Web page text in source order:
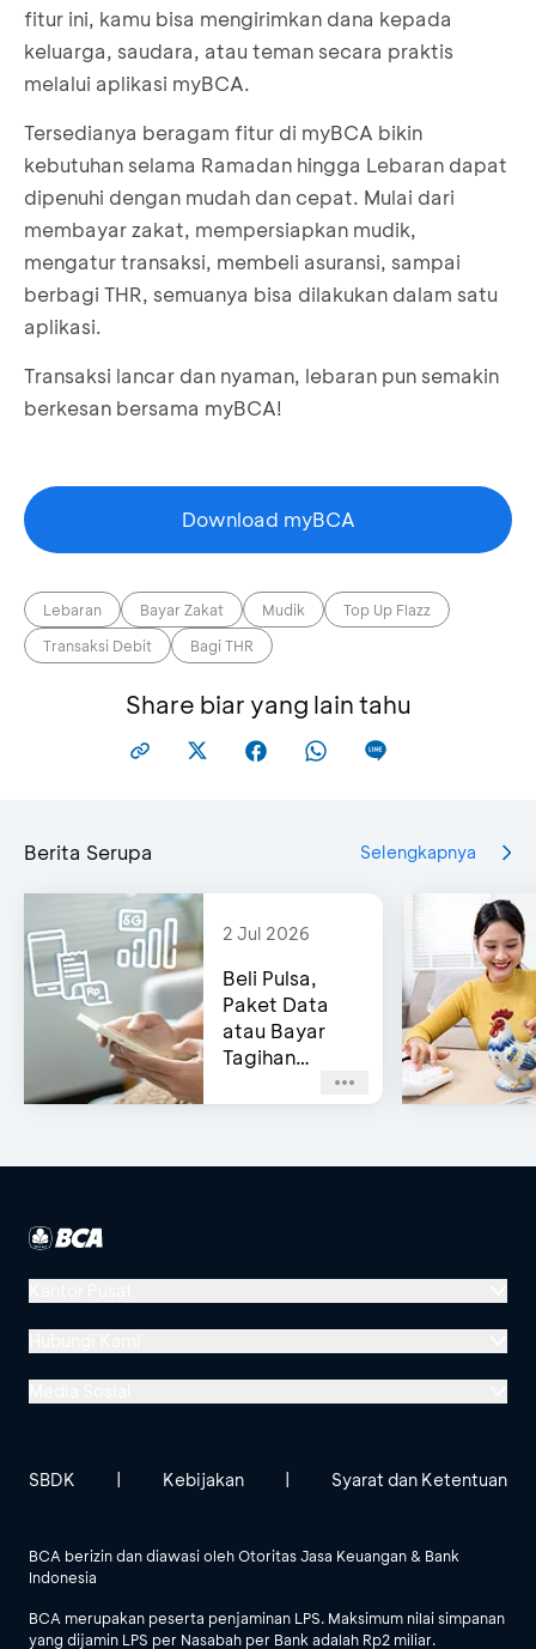
fitur ini, kamu bisa mengirimkan dana kepada
keluarga, saudara, atau teman secara praktis
melalui aplikasi myBCA.
Tersedianya beragam fitur di myBCA bikin
kebutuhan selama Ramadan hingga Lebaran dapat
dipenuhi dengan mudah dan cepat. Mulai dari
membayar zakat, mempersiapkan mudik,
mengatur transaksi, membeli asuransi, sampai
berbagi THR, semuanya bisa dilakukan dalam satu
aplikasi.
Transaksi lancar dan nyaman, lebaran pun semakin
berkesan bersama myBCA!
Download myBCA
Lebaran Bayar Zakat Mudik
Top Up Flazz
Transaksi Debit
Bagi THR
Share biar yang lain tahu
Berita Serupa Selengkapnya
2 Jul 2026
Beli Pulsa,
Paket Data
atau Bayar
Tagihan
Pascabayar?
Bisa di e-
Menara BCA, Grand Indonesia
Jl. MH Thamrin No. 1
Lihat Semua Media Sosial
BCA berizin dan diawasi oleh Otoritas Jasa Keuangan & Bank
Indonesia
BCA merupakan peserta penjaminan LPS. Maksimum nilai simpanan
yang dijamin LPS per Nasabah per Bank adalah Rp2 miliar.
SBDK | Kebijakan | Syarat dan Ketentuan